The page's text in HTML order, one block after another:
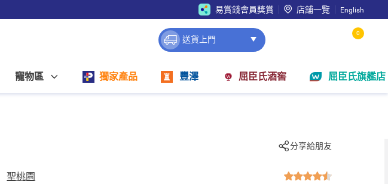
易賞錢會員獎賞 店舖一覽 English
送貨上門
0
寵物區 獨家產品 豐澤 屈臣氏酒窖 屈臣氏旗艦店
分享給朋友
聖桃園